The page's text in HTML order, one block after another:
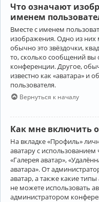
Что означают
именем
Вместе с именем
изображения. Одно из
обычно это звёздочки,
то, сколько сообщений вы
конференции. Другое,
известно как «аватара» и
пользователя.
Вернуться к началу
Как мне включить
На вкладке «Профиль»
аватару с использованием
«Галерея аватар»,
аватара». От
аватар, а также какие
не можете использовать
администратором